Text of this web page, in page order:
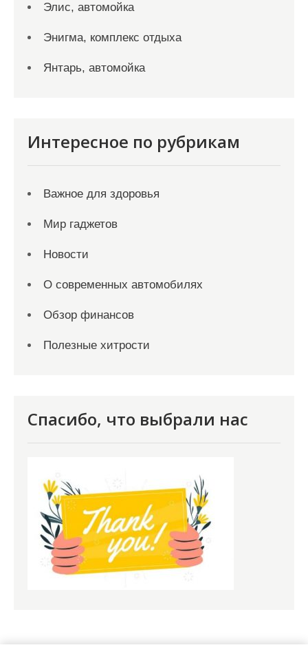
Элис, автомойка
Энигма, комплекс отдыха
Янтарь, автомойка
Интересное по рубрикам
Важное для здоровья
Мир гаджетов
Новости
О современных автомобилях
Обзор финансов
Полезные хитрости
Спасибо, что выбрали нас